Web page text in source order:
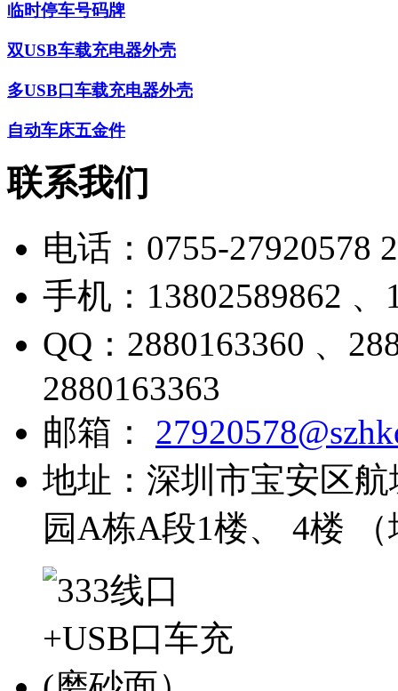
临时停车号码牌
双USB车载充电器外壳
多USB口车载充电器外壳
自动车床五金件
联系我们
电话： 0755-27920578
手机： 13802589862 、
QQ： 2880163360 、
2880163363
邮箱：
地址： 深圳市宝安区
园A栋A段1楼、 4楼